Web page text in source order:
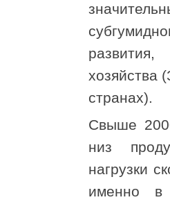
развития,
хозяйства
странах).
Свыше
низ
нагрузки
именно в